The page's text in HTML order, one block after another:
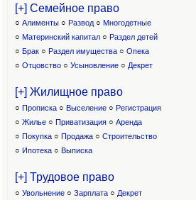
[+] Семейное право
○ Алименты ○ Развод ○ Многодетные
○ Материнский капитал○ Раздел детей
○ Брак ○ Раздел имущества ○ Опека
○ Отцовство○ Усыновление ○ Декрет
[+] Жилищное право
○ Прописка ○ Выселение ○ Регистрация
○ Жилье ○ Приватизация ○ Аренда
○ Покупка ○ Продажа ○ Строительство
○ Ипотека ○ Выписка
[+] Трудовое право
○ Увольнение ○ Зарплата ○ Декрет